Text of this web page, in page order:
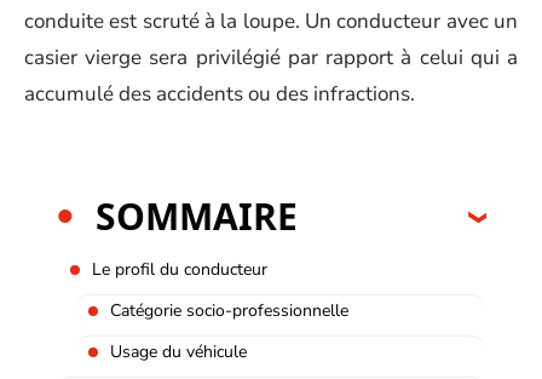
conduite est scruté à la loupe. Un conducteur avec un
casier vierge sera privilégié par rapport à celui qui a
accumulé des accidents ou des infractions.
SOMMAIRE
Le profil du conducteur
Catégorie socio-professionnelle
Usage du véhicule